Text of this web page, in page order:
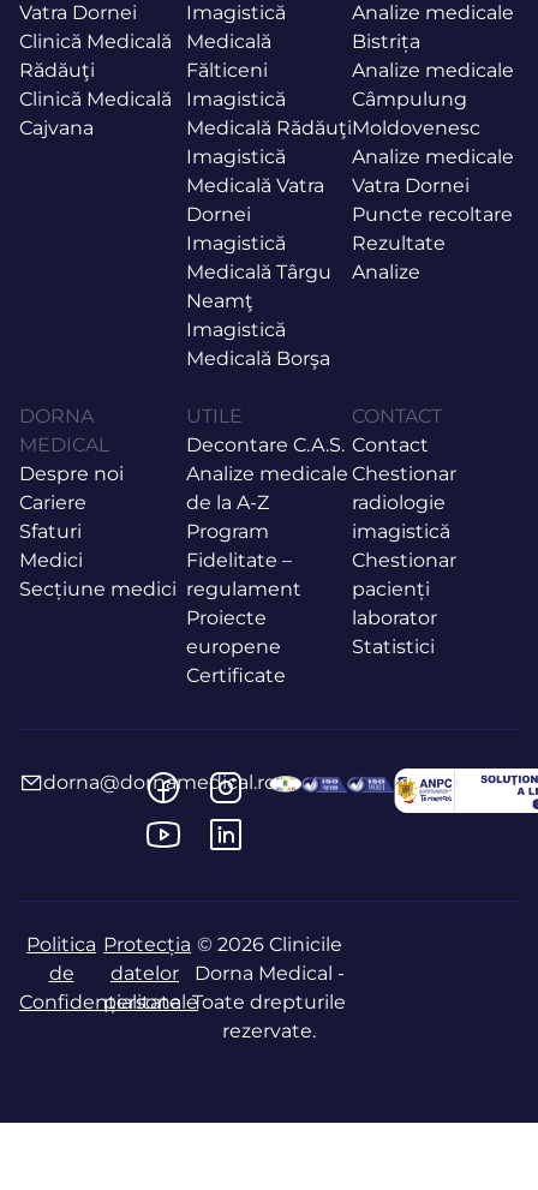
Vatra Dornei
Clinică Medicală
Rădăuţi
Clinică Medicală
Cajvana
Imagistică
Medicală
Fălticeni
Imagistică
Medicală Rădăuţi
Imagistică
Medicală Vatra
Dornei
Imagistică
Medicală Târgu
Neamţ
Imagistică
Medicală Borşa
Analize medicale
Bistrița
Analize medicale
Câmpulung
Moldovenesc
Analize medicale
Vatra Dornei
Puncte recoltare
Rezultate
Analize
DORNA
MEDICAL
Despre noi
Cariere
Sfaturi
Medici
Secțiune medici
UTILE
Decontare C.A.S.
Analize medicale
de la A-Z
Program
Fidelitate –
regulament
Proiecte
europene
Certificate
CONTACT
Contact
Chestionar
radiologie
imagistică
Chestionar
pacienți
laborator
Statistici
dorna@dornamedical.ro
Politica
de
Confidențialitate
Protecția
datelor
personale
© 2026 Clinicile
Dorna Medical -
Toate drepturile
rezervate.